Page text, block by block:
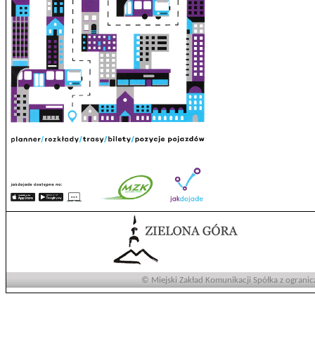
© Miejski Zakład Komunikacji Spółka z